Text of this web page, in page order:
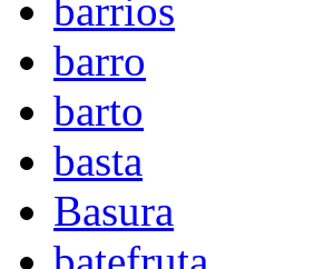
barrios
barro
barto
basta
Basura